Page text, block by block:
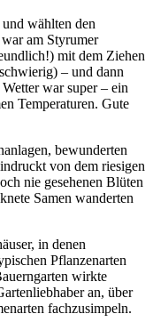
wählten den
am Styrumer
mit dem Ziehen
– und dann
war super – ein
Temperaturen. Gute
bewunderten
von dem riesigen
nie gesehenen Blüten
Samen wanderten
in denen
Pflanzenarten
wirkte
an, über
fachzusimpeln.